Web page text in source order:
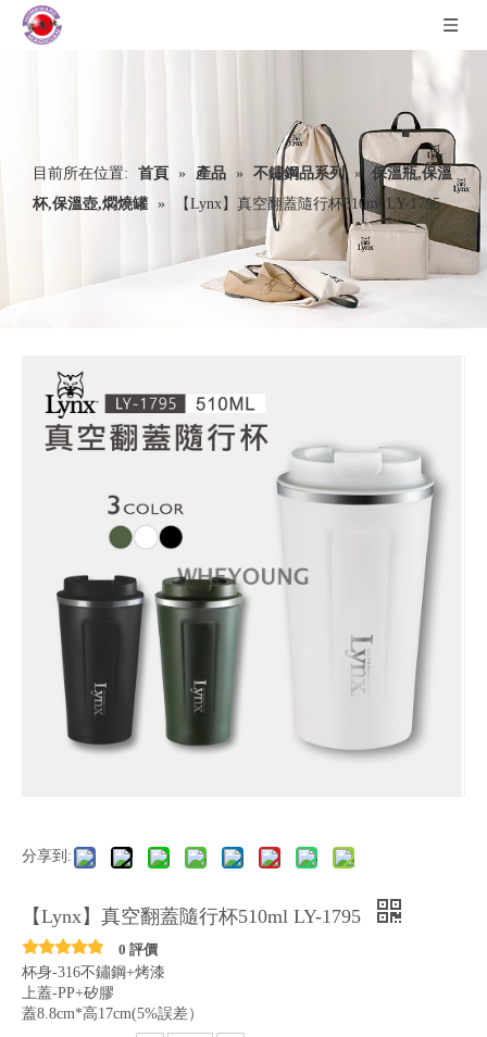
目前所在位置: 首頁 » 產品 » 不鏽鋼品系列 » 保溫瓶,保溫
杯,保溫壺,燜燒罐 » 【Lynx】真空翻蓋隨行杯510ml LY-1795
分享到:
【Lynx】真空翻蓋隨行杯510ml LY-1795
0 評價
杯身-316不鏽鋼+烤漆
上蓋-PP+矽膠
蓋8.8cm*高17cm(5%誤差）